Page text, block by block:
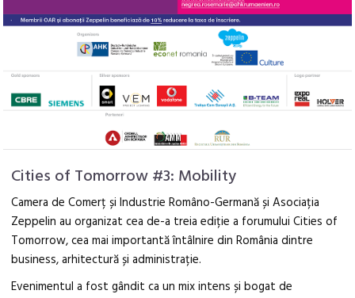
Cities of Tomorrow #3: Mobility
Camera de Comerț și Industrie Româno-Germană și Asociația
Zeppelin au organizat cea de-a treia ediție a forumului Cities of
Tomorrow, cea mai importantă întâlnire din România dintre
business, arhitectură și administrație.
Evenimentul a fost gândit ca un mix intens și bogat de